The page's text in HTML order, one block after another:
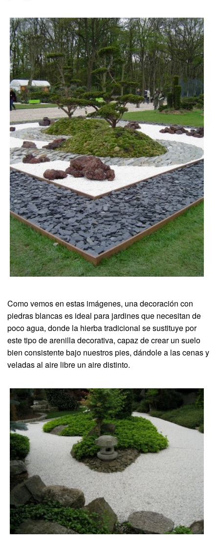
Como vemos en estas imágenes, una decoración con
piedras blancas es ideal para jardines que necesitan de
poco agua, donde la hierba tradicional se sustituye por
este tipo de arenilla decorativa, capaz de crear un suelo
bien consistente bajo nuestros pies, dándole a las cenas y
veladas al aire libre un aire distinto.